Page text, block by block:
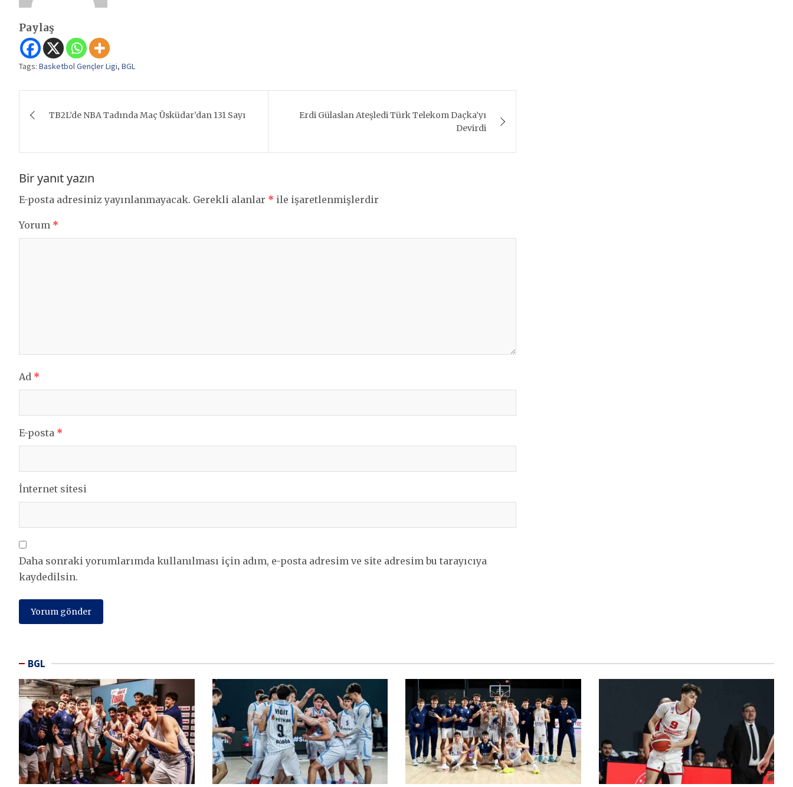
Paylaş
Tags: Basketbol Gençler Ligi, BGL
gezinmesi
TB2L’de NBA Tadında Maç Üsküdar’dan 131 Sayı
Erdi Gülaslan Ateşledi Türk Telekom Daçka’yı
Devirdi
Bir yanıt yazın
E-posta adresiniz yayınlanmayacak. Gerekli alanlar * ile işaretlenmişlerdir
Yorum *
Ad *
E-posta *
İnternet sitesi
Daha sonraki yorumlarımda kullanılması için adım, e-posta adresim ve site adresim bu tarayıcıya
kaydedilsin.
BGL